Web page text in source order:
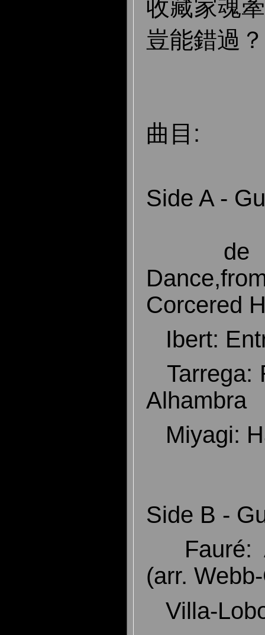
收藏家魂
豈能錯過？
曲目:
Side A -
de
Corcered
Ibert:
Tarrega:
Alhambra
Miyagi:
Side B -
Fauré:
(arr.
Villa-